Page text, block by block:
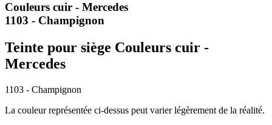
Couleurs cuir - Mercedes
1103 - Champignon
Teinte pour siège Couleurs cuir -
Mercedes
1103 - Champignon
La couleur représentée ci-dessus peut varier légèrement de la réalité.